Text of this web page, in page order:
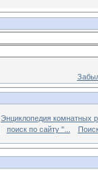
Энциклопедия комнатных
поиск по сайту "...